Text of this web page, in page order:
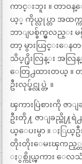
ကာင္းဘူး ။ တာဝန္
ယ့္ ကိုယ္လုပ္တာ အထက္က
ဘာျပစ္ခ်က္မွလည္း
တာ့ မွားယြင္းေ
သိပ္႐ိုးလြန္း အလြ
ေတြ႕ထားတယ္ ။
ဦးလုပ္ခ်င္လုပ္တဲ့ ။
ၾကားပြဲစားကို ဇာ
ဦးတို႔ ဇာျခည္တို႔ရဲ
ယ္ေပးမွာ ။ ႏြယ္
တိုးတိုးေမးၾကည့္တ
ႏွစ္ကိုယ္ၾကား ေလ